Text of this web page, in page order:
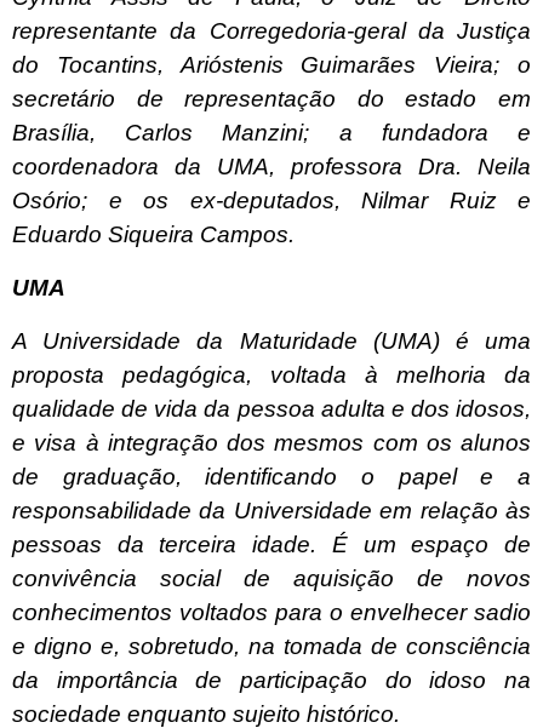
representante da Corregedoria-geral da Justiça
do Tocantins, Arióstenis Guimarães Vieira; o
secretário de representação do estado em
Brasília, Carlos Manzini; a fundadora e
coordenadora da UMA, professora Dra. Neila
Osório; e os ex-deputados, Nilmar Ruiz e
Eduardo Siqueira Campos.
UMA
A Universidade da Maturidade (UMA) é uma
proposta pedagógica, voltada à melhoria da
qualidade de vida da pessoa adulta e dos idosos,
e visa à integração dos mesmos com os alunos
de graduação, identificando o papel e a
responsabilidade da Universidade em relação às
pessoas da terceira idade. É um espaço de
convivência social de aquisição de novos
conhecimentos voltados para o envelhecer sadio
e digno e, sobretudo, na tomada de consciência
da importância de participação do idoso na
sociedade enquanto sujeito histórico.